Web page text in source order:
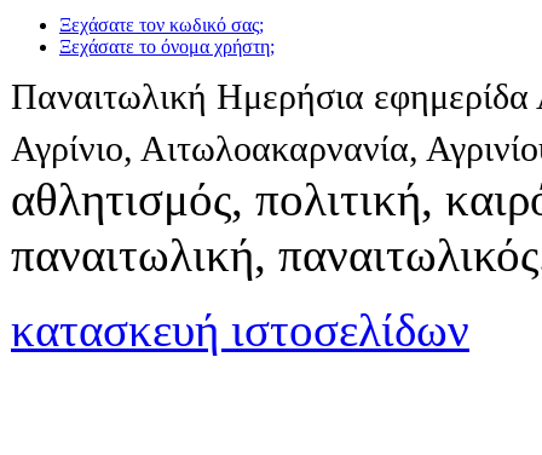
Ξεχάσατε τον κωδικό σας;
Ξεχάσατε το όνομα χρήστη;
Παναιτωλική Ημερήσια εφημερίδα
Αγρίνιο, Αιτωλοακαρνανία,
αθλητισμός, πολιτική,
παναιτωλική,
κατασκευή ιστοσελίδων